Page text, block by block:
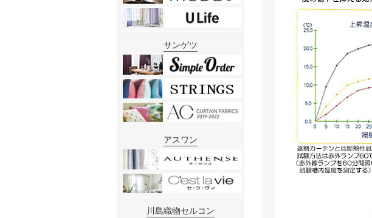
サンゲツ
アスワン
川島織物セルコン